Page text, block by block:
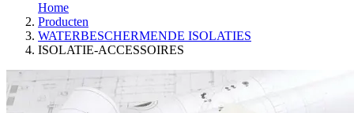
Home
Producten
WATERBESCHERMENDE ISOLATIES
ISOLATIE-ACCESSOIRES